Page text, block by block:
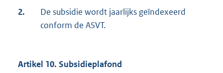
2.
De subsidie wordt jaarlijks geïndexeerd
conform de ASVT.
Artikel 10. Subsidieplafond